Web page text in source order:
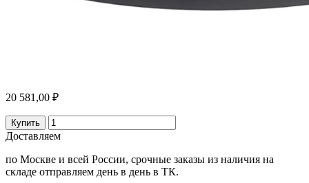
20 581,00 ₽
Купить
Доставляем
по Москве и всей России, срочные заказы из наличия на
складе отправляем день в день в ТК.